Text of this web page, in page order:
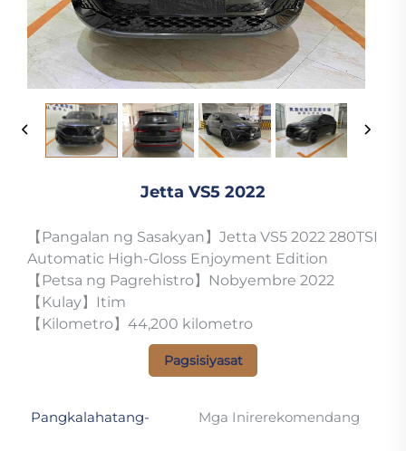
Jetta VS5 2022
【Pangalan ng Sasakyan】Jetta VS5 2022 280TSI
Automatic High-Gloss Enjoyment Edition
【Petsa ng Pagrehistro】Nobyembre 2022
【Kulay】Itim
【Kilometro】44,200 kilometro
Pagsisiyasat
Pangkalahatang- Mga Inirerekomendang